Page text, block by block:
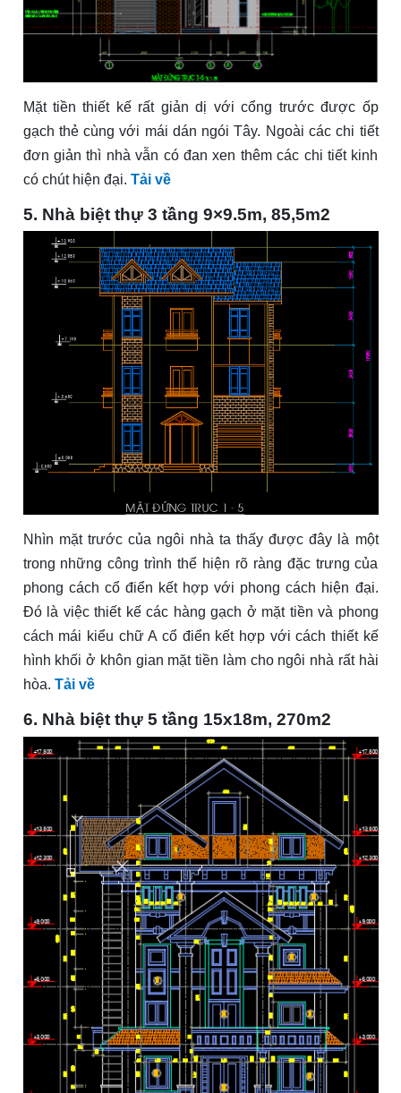
Mặt tiền thiết kế rất giản dị với cổng trước được ốp
gạch thẻ cùng với mái dán ngói Tây. Ngoài các chi tiết
đơn giản thì nhà vẫn có đan xen thêm các chi tiết kinh
có chút hiện đại. Tải về
5. Nhà biệt thự 3 tầng 9×9.5m, 85,5m2
Nhìn mặt trước của ngôi nhà ta thấy được đây là một
trong những công trình thể hiện rõ ràng đặc trưng của
phong cách cổ điển kết hợp với phong cách hiện đại.
Đó là việc thiết kế các hàng gạch ở mặt tiền và phong
cách mái kiểu chữ A cổ điển kết hợp với cách thiết kế
hình khối ở khôn gian mặt tiền làm cho ngôi nhà rất hài
hòa. Tải về
6. Nhà biệt thự 5 tầng 15x18m, 270m2